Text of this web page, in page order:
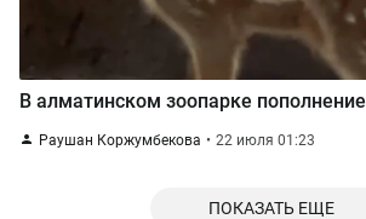
В алматинском зоопарке пополнение
Раушан Коржумбекова 22 июля 01:23
ПОКАЗАТЬ ЕЩЕ